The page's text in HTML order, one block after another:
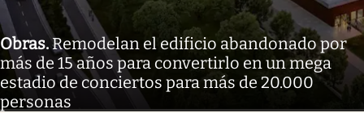
Obras.Remodelan el edificio abandonado por
más de 15 años para convertirlo en un mega
estadio de conciertos para más de 20.000
personas